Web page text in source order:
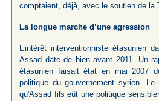
comptaient, déjà, avec le soutien de la
La longue marche d’une agression
L’intérêt interventionniste étasunien
Assad date de bien avant 2011. Un
étasunien faisait état en mai 2007
politique du gouvernement syrien.
qu'Assad fils eût une politique